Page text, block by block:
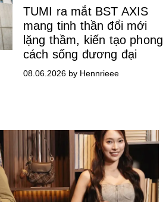
TUMI ra mắt BST AXIS
mang tinh thần đổi mới
lặng thầm, kiến tạo phong
cách sống đương đại
08.06.2026 by Hennrieee